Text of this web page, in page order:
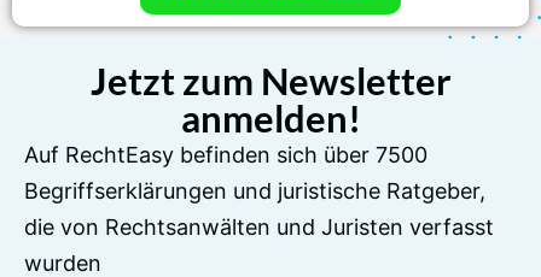
Jetzt zum Newsletter
anmelden!
Auf RechtEasy befinden sich über 7500
Begriffserklärungen und juristische Ratgeber,
die von Rechtsanwälten und Juristen verfasst
wurden